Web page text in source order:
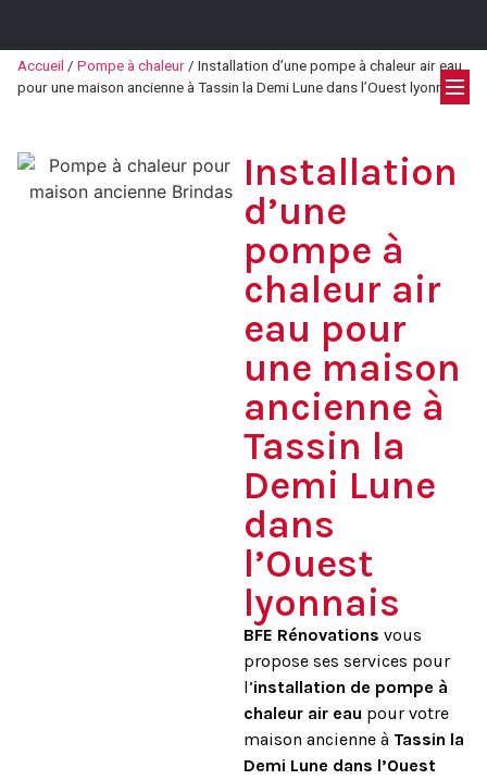
Accueil / Pompe à chaleur / Installation d’une pompe à chaleur air eau
pour une maison ancienne à Tassin la Demi Lune dans l’Ouest lyonnais
Installation
d’une
pompe à
chaleur air
eau pour
une maison
ancienne à
Tassin la
Demi Lune
dans
l’Ouest
lyonnais
BFE Rénovations vous
propose ses services pour
l’installation de pompe à
chaleur air eau pour votre
maison ancienne à Tassin la
Demi Lune dans l’Ouest